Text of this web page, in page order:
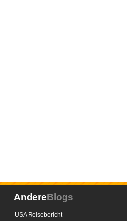
AndereBlogs
USA Reisebericht